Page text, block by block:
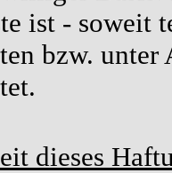
ist - soweit
bzw.
dieses